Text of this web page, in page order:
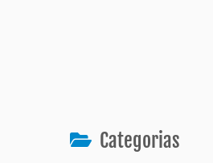
Categorias